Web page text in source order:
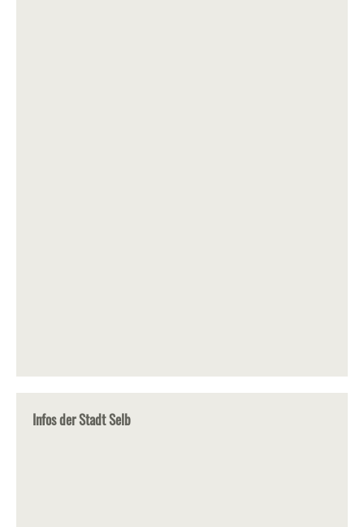
Infos der Stadt Selb